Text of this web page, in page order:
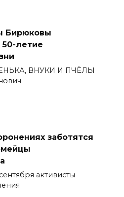
Бирюковы
50-летие
ВНУКИ И ПЧЁЛЫ
заботятся
активисты